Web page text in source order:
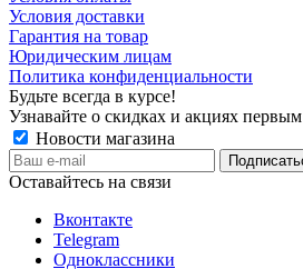
Условия доставки
Гарантия на товар
Юридическим лицам
Политика конфиденциальности
Будьте всегда в курсе!
Узнавайте о скидках и акциях первым
Новости магазина
Оставайтесь на связи
Вконтакте
Telegram
Одноклассники